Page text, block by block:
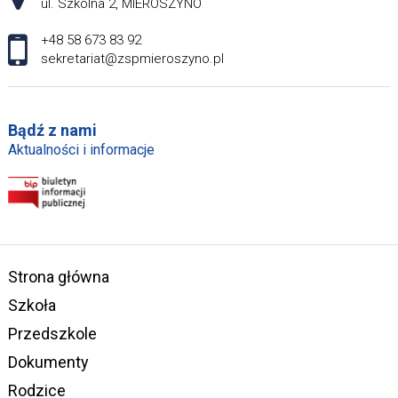
+48 58 673 83 92
sekretariat@zspmieroszyno.pl
Bądź z nami
Aktualności i informacje
Strona główna
Szkoła
Przedszkole
Dokumenty
Rodzice